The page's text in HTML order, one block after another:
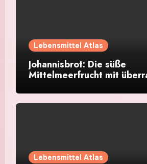
Lebensmittel Atlas
Johannisbrot: Die süße
Mittelmeerfrucht mit
Lebensmittel Atlas